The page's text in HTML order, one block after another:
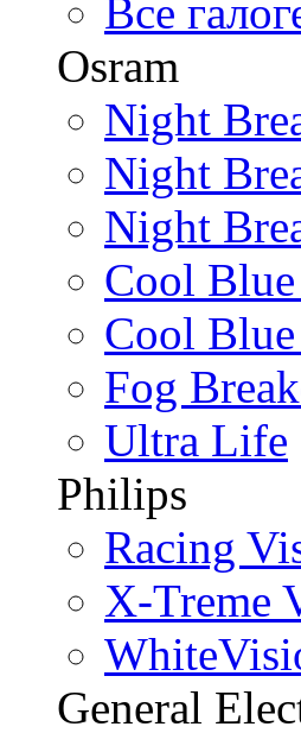
Все
Osram
Night
Night
Night
Cool
Cool
Fog
Ultra Life
Philips
Racing
X-Treme
General